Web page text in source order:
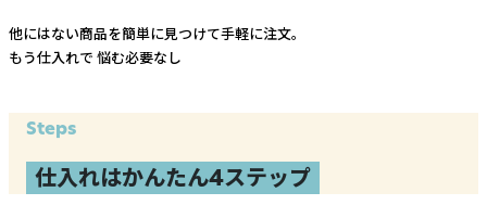
他にはない商品を簡単に見つけて手軽に注文。
もう仕入れで 悩む必要なし
Steps
仕入れはかんたん4ステップ